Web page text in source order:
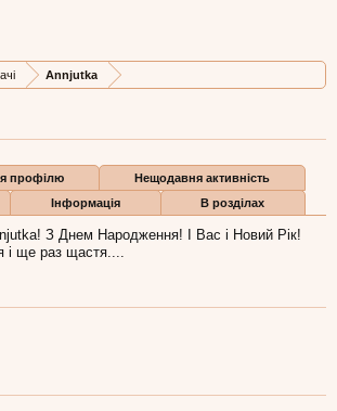
Annjutka
Карма
461
Бали
47
профілю
Нещодавня активність
Інформація В розділах
З Днем Народження! І Вас і Новий Рік!
і ще раз щастя....